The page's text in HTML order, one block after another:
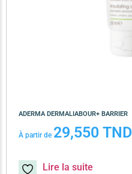
ADERMA DERMALIABOUR+ BARRIER
À partir de 29,550 TND
Lire la suite